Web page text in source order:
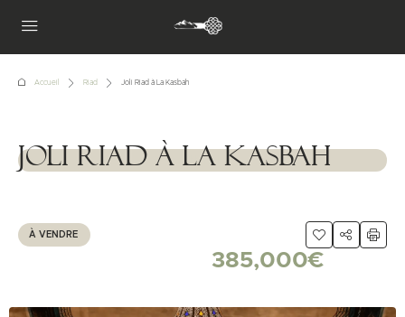
Accueil Riad Joli Riad à La Kasbah
1111111
Joli Riad à La Kasbah
À VENDRE
385,000€